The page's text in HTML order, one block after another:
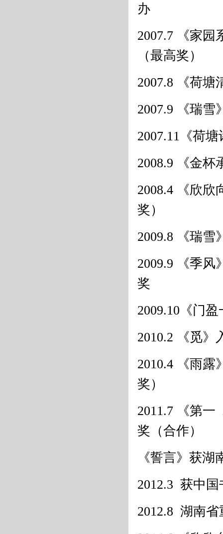
办
2007.7 《家园
（最高奖）
2007.8 《荷塘
2007.9 《瑞雪
2007.11《荷
2008.9 《金杯
2008.4 《欣
奖）
2009.8 《瑞雪
2009.9 《季风
奖
2009.10《门
2010.2 《觅》
2010.4 《雨
奖）
2011.7 《第
奖（合作）
《誓言》获
2012.3 获中
2012.8 湖南